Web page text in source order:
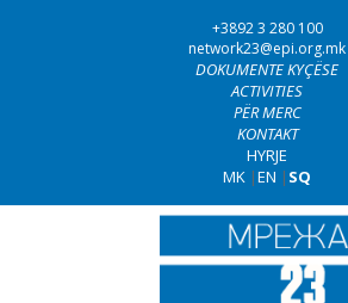
+3892 3 280 100
network23@epi.org.mk
DOKUMENTE KYÇËSE
ACTIVITIES
PËR MERC
KONTAKT
HYRJE
MK |EN | SQ